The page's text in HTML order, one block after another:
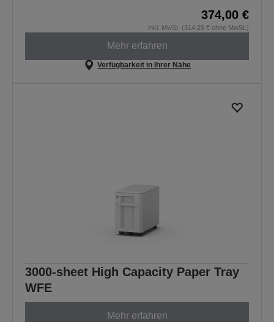
374,00 €
inkl. MwSt. (314,29 € ohne MwSt.)
Mehr erfahren
Verfügbarkeit in Ihrer Nähe
3000-sheet High Capacity Paper Tray
WFE
Mehr erfahren